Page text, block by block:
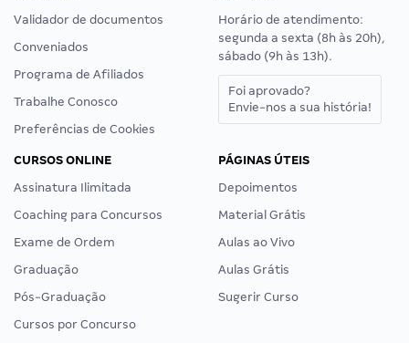
Validador de documentos
Conveniados
Programa de Afiliados
Trabalhe Conosco
Preferências de Cookies
Horário de atendimento:
segunda a sexta (8h às 20h),
sábado (9h às 13h).
Foi aprovado?
Envie-nos a sua história!
CURSOS ONLINE
Assinatura Ilimitada
Coaching para Concursos
Exame de Ordem
Graduação
Pós-Graduação
Cursos por Concurso
PÁGINAS ÚTEIS
Depoimentos
Material Grátis
Aulas ao Vivo
Aulas Grátis
Sugerir Curso